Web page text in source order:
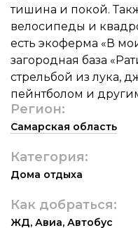
тишина и покой.
велосипеды и
есть экоферма «В
загородная база
стрельбой из лука,
пейнтболом и
Регион:
Самарская область
Категория:
Дома отдыха
Как добраться:
ЖД, Авиа, Автобус